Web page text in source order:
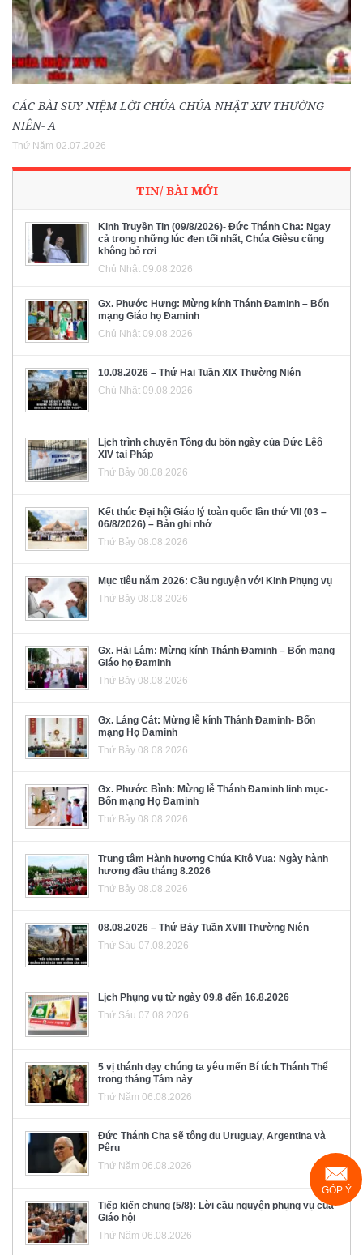
CÁC BÀI SUY NIỆM LỜI CHÚA CHÚA NHẬT XIV THƯỜNG
NIÊN- A
Thứ Năm 02.07.2026
TIN/ BÀI MỚI
Kinh Truyền Tin (09/8/2026)- Đức Thánh Cha: Ngay
cả trong những lúc đen tối nhất, Chúa Giêsu cũng
không bỏ rơi
Chủ Nhật 09.08.2026
Gx. Phước Hưng: Mừng kính Thánh Đaminh – Bổn
mạng Giáo họ Đaminh
Chủ Nhật 09.08.2026
10.08.2026 – Thứ Hai Tuần XIX Thường Niên
Chủ Nhật 09.08.2026
Lịch trình chuyến Tông du bốn ngày của Đức Lêô
XIV tại Pháp
Thứ Bảy 08.08.2026
Kết thúc Đại hội Giáo lý toàn quốc lần thứ VII (03 –
06/8/2026) – Bản ghi nhớ
Thứ Bảy 08.08.2026
Mục tiêu năm 2026: Cầu nguyện với Kinh Phụng vụ
Thứ Bảy 08.08.2026
Gx. Hải Lâm: Mừng kính Thánh Đaminh – Bổn mạng
Giáo họ Đaminh
Thứ Bảy 08.08.2026
Gx. Láng Cát: Mừng lễ kính Thánh Đaminh- Bổn
mạng Họ Đaminh
Thứ Bảy 08.08.2026
Gx. Phước Bình: Mừng lễ Thánh Đaminh linh mục-
Bổn mạng Họ Đaminh
Thứ Bảy 08.08.2026
Trung tâm Hành hương Chúa Kitô Vua: Ngày hành
hương đầu tháng 8.2026
Thứ Bảy 08.08.2026
08.08.2026 – Thứ Bảy Tuần XVIII Thường Niên
Thứ Sáu 07.08.2026
Lịch Phụng vụ từ ngày 09.8 đến 16.8.2026
Thứ Sáu 07.08.2026
5 vị thánh dạy chúng ta yêu mến Bí tích Thánh Thể
trong tháng Tám này
Thứ Năm 06.08.2026
Đức Thánh Cha sẽ tông du Uruguay, Argentina và
Pêru
Thứ Năm 06.08.2026
Tiếp kiến chung (5/8): Lời cầu nguyện phụng vụ của
Giáo hội
Thứ Năm 06.08.2026
GÓP Ý